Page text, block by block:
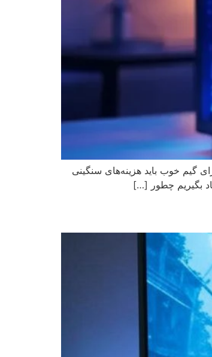
گیم خوب باید هزینه‌های سنگینی
بگیریم چطور […]